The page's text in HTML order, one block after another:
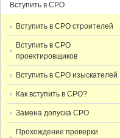
Вступить в СРО
Вступить в СРО строителей
Вступить в СРО
проектировщиков
Вступить в СРО изыскателей
Как вступить в СРО?
Замена допуска СРО
Прохождение проверки